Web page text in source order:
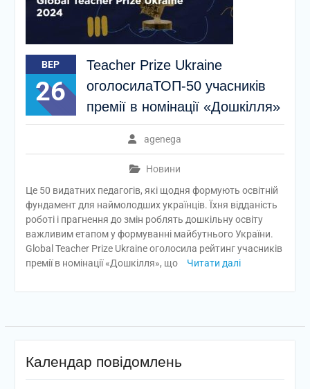
ВЕР
26
Teacher Prize Ukraine
оголосилаТОП-50 учасників
премії в номінації «Дошкілля»
agenega
Новини
Це 50 видатних педагогів, які щодня формують освітній
фундамент для наймолодших українців. Їхня відданість
роботі і прагнення до змін роблять дошкільну освіту
важливим етапом у формуванні майбутнього України.
Global Teacher Prize Ukraine оголосила рейтинг учасників
премії в номінації «Дошкілля», що
Читати далі
Календар повідомлень